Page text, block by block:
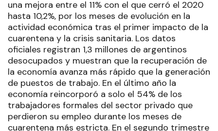
una mejora entre el 11% con el que cerró el 2020
hasta 10,2%, por los meses de evolución en la
actividad económica tras el primer impacto de la
cuarentena y la crisis sanitaria. Los datos
oficiales registran 1,3 millones de argentinos
desocupados y muestran que la recuperación de
la economía avanza más rápido que la generación
de puestos de trabajo. En el último año la
economía reincorporó a solo el 54% de los
trabajadores formales del sector privado que
perdieron su empleo durante los meses de
cuarentena más estricta. En el segundo trimestre